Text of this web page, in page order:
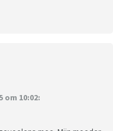
om 10:02: